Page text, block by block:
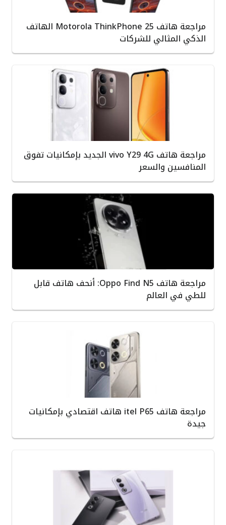
مراجعة هاتف Motorola ThinkPhone 25 الهاتف
الذكي المثالي للشركات
مراجعة هاتف vivo Y29 4G الجديد بإمكانيات تفوق
المنافسين والسعر
مراجعة هاتف Oppo Find N5: أنحف هاتف قابل
للطي في العالم
مراجعة هاتف itel P65 هاتف اقتصادي بإمكانيات
جيدة